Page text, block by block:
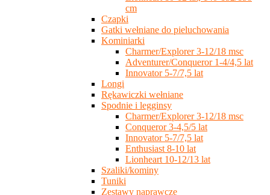
cm
Czapki
Gatki wełniane do pieluchowania
Kominiarki
Charmer/Explorer 3-12/18 msc
Adventurer/Conqueror 1-4/4,5 lat
Innovator 5-7/7,5 lat
Longi
Rękawiczki wełniane
Spodnie i legginsy
Charmer/Explorer 3-12/18 msc
Conqueror 3-4,5/5 lat
Innovator 5-7/7,5 lat
Enthusiast 8-10 lat
Lionheart 10-12/13 lat
Szaliki/kominy
Tuniki
Zestawy naprawcze